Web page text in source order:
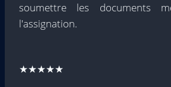
soumettre les documents
l'assignation.
★★★★★